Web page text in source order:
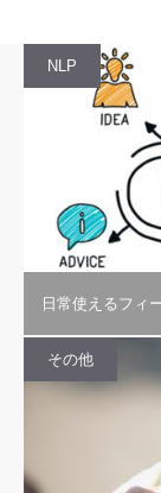
NLP
日常使えるフィ
その他